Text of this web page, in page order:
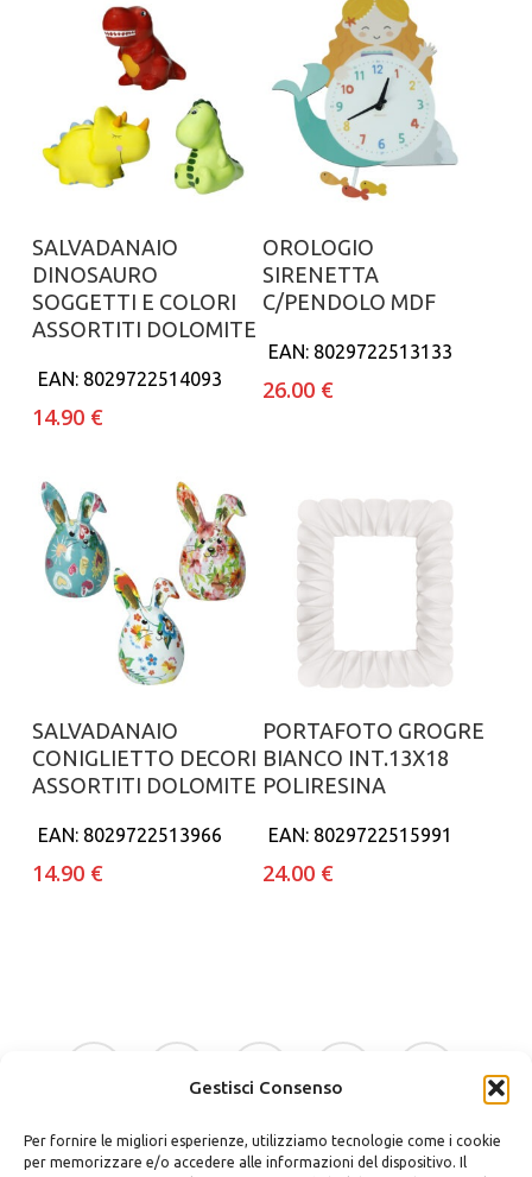
Gestisci Consenso
Per fornire le migliori esperienze, utilizziamo tecnologie come i cookie
per memorizzare e/o accedere alle informazioni del dispositivo. Il
Aggiungi al carrello
SALVADANAIO
DINOSAURO
SOGGETTI E COLORI
ASSORTITI DOLOMITE
EAN: 8029722514093
14.90 €
Aggiungi al carrello
OROLOGIO
SIRENETTA
C/PENDOLO MDF
EAN: 8029722513133
26.00 €
Aggiungi al carrello
SALVADANAIO
CONIGLIETTO DECORI
ASSORTITI DOLOMITE
EAN: 8029722513966
14.90 €
Aggiungi al carrello
PORTAFOTO GROGRE
BIANCO INT.13X18
POLIRESINA
EAN: 8029722515991
24.00 €
facebook
google-
instagram whatsapp tiktok
phone email